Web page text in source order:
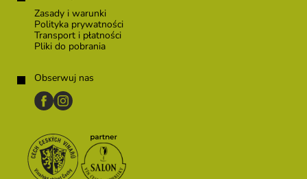
Zasady i warunki
Polityka prywatności
Transport i płatności
Pliki do pobrania
Obserwuj nas